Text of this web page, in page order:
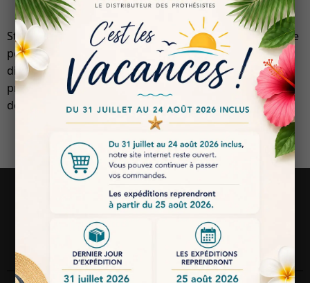
Stylos : découvrez une sélection professionnelle conçue
pour laboratoires dentaires. Qualité constante,
disponibilité rapide et prix adaptés aux besoins des
prothésistes. Commande simple et livraison rapide sur
denturaix.fr.